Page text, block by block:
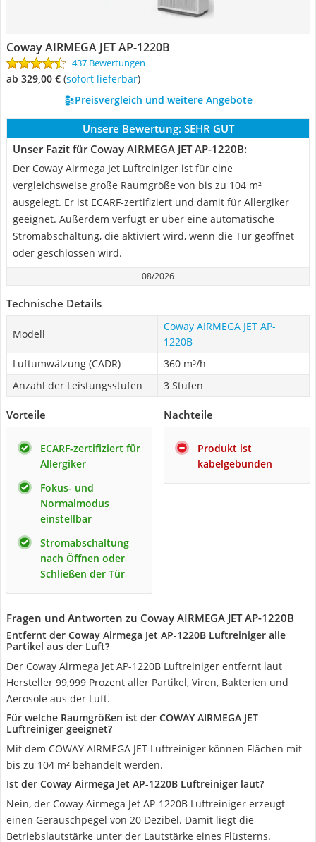
Coway AIRMEGA JET AP-1220B
437 Bewertungen
ab 329,00 € ( Sofort lieferbar)
Preisvergleich und weitere Angebote
Unsere Bewertung: SEHR GUT
Unser Fazit für Coway AIRMEGA JET AP-1220B:
Der Coway Airmega Jet Luftreiniger ist für eine
vergleichsweise große Raumgröße von bis zu 104 m²
ausgelegt. Er ist ECARF-zertifiziert und damit für Allergiker
geeignet. Außerdem verfügt er über eine automatische
Stromabschaltung, die aktiviert wird, wenn die Tür geöffnet
oder geschlossen wird.
08/2026
Technische Details
Modell
Coway AIRMEGA JET AP-
1220B
Luftumwälzung (CADR)
360 m³/h
Anzahl der Leistungsstufen
3 Stufen
Vorteile
ECARF-zertifiziert für
Allergiker
Fokus- und
Normalmodus
einstellbar
Stromabschaltung
nach Öffnen oder
Schließen der Tür
Nachteile
Produkt ist
kabelgebunden
Fragen und Antworten zu Coway AIRMEGA JET AP-1220B
Entfernt der Coway Airmega Jet AP-1220B Luftreiniger alle
Partikel aus der Luft?
Der Coway Airmega Jet AP-1220B Luftreiniger entfernt laut
Hersteller 99,999 Prozent aller Partikel, Viren, Bakterien und
Aerosole aus der Luft.
Für welche Raumgrößen ist der COWAY AIRMEGA JET
Luftreiniger geeignet?
Mit dem COWAY AIRMEGA JET Luftreiniger können Flächen mit
bis zu 104 m² behandelt werden.
Ist der Coway Airmega Jet AP-1220B Luftreiniger laut?
Nein, der Coway Airmega Jet AP-1220B Luftreiniger erzeugt
einen Geräuschpegel von 20 Dezibel. Damit liegt die
Betriebslautstärke unter der Lautstärke eines Flüsterns.